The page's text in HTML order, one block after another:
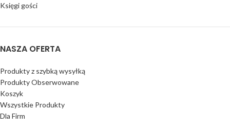
Księgi gości
NASZA OFERTA
Produkty z szybką wysyłką
Produkty Obserwowane
Koszyk
Wszystkie Produkty
Dla Firm